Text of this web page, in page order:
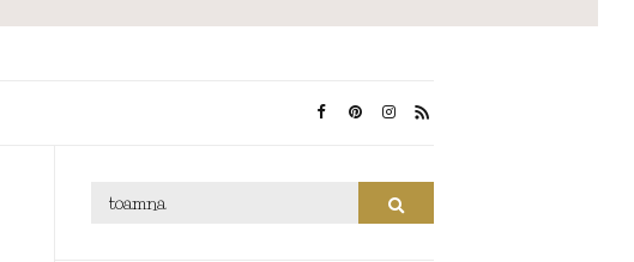
Search
Search